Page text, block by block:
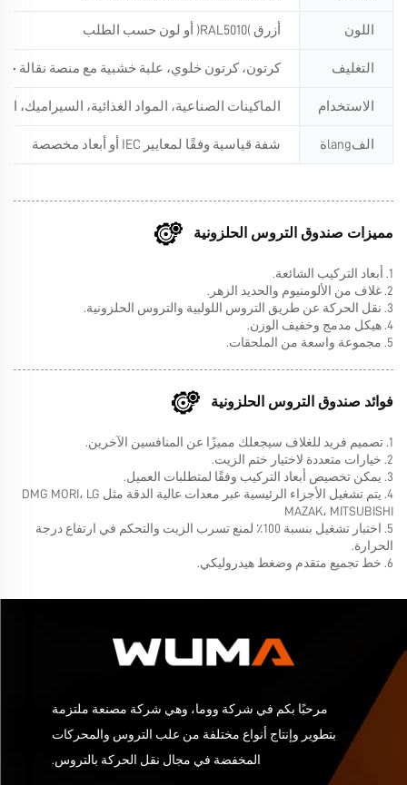
اللون أزرق (RAL5010) أو لون حسب الطلب
التغليف كرتون، كرتون خلوي، علبة خشبية مع منصة نقالة
الاستخدام الماكينات الصناعية، المواد الغذائية، السيراميك،
الفlangة شفة قياسية وفقًا لمعايير IEC أو أبعاد مخصصة
مميزات صندوق التروس الحلزونية
1. أبعاد التركيب الشائعة.
2. غلاف من الألومنيوم والحديد الزهر.
3. نقل الحركة عن طريق التروس اللولبية والتروس الحلزونية.
4. هيكل مدمج وخفيف الوزن.
5. مجموعة واسعة من الملحقات.
فوائد صندوق التروس الحلزونية
1. تصميم فريد للغلاف سيجعلك مميزًا عن المنافسين الآخرين.
2. خيارات متعددة لاختيار ختم الزيت.
3. يمكن تخصيص أبعاد التركيب وفقًا لمتطلبات العميل.
4. يتم تشغيل الأجزاء الرئيسية عبر معدات عالية الدقة مثل DMG MORI، LG
MAZAK، MITSUBISHI
5. اختبار تشغيل بنسبة 100٪ لمنع تسرب الزيت والتحكم في ارتفاع درجة
الحرارة.
6. خط تجميع متقدم وضغط هيدروليكي.
مرحبًا بكم في شركة ووما، وهي شركة مصنعة ملتزمة
بتطوير وإنتاج أنواع مختلفة من علب التروس والمحركات
المخفضة في مجال نقل الحركة بالتروس.